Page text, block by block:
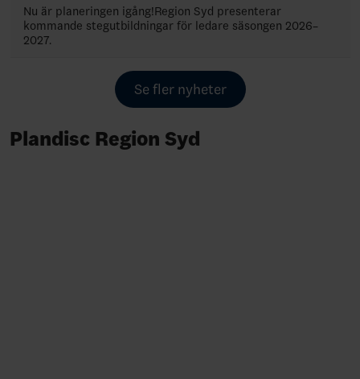
Nu är planeringen igång!Region Syd presenterar
kommande stegutbildningar för ledare säsongen 2026–
2027.
Se fler nyheter
Plandisc Region Syd